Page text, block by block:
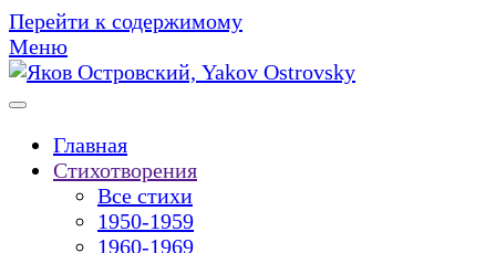
Перейти к содержимому
Меню
Главная
Стихотворения
Все стихи
1950-1959
1960-1969